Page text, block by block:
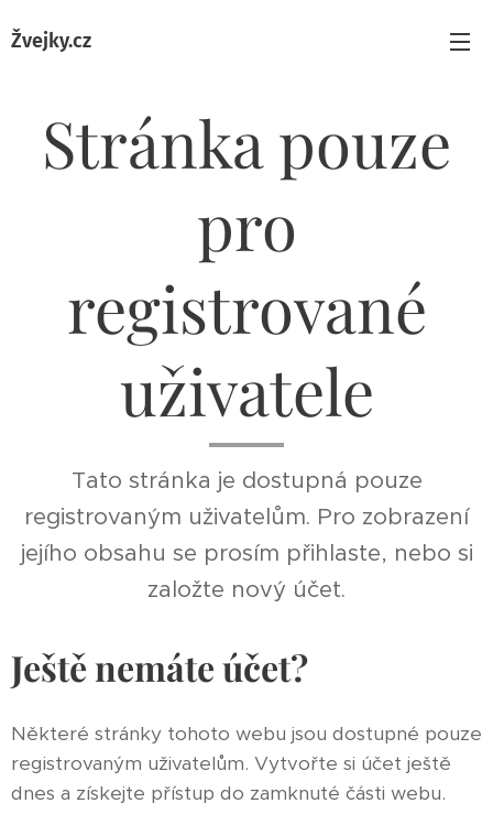
Žvejky.cz
Stránka pouze
pro
registrované
uživatele
Tato stránka je dostupná pouze
registrovaným uživatelům. Pro zobrazení
jejího obsahu se prosím přihlaste, nebo si
založte nový účet.
Ještě nemáte účet?
Některé stránky tohoto webu jsou dostupné pouze
registrovaným uživatelům. Vytvořte si účet ještě
dnes a získejte přístup do zamknuté části webu.